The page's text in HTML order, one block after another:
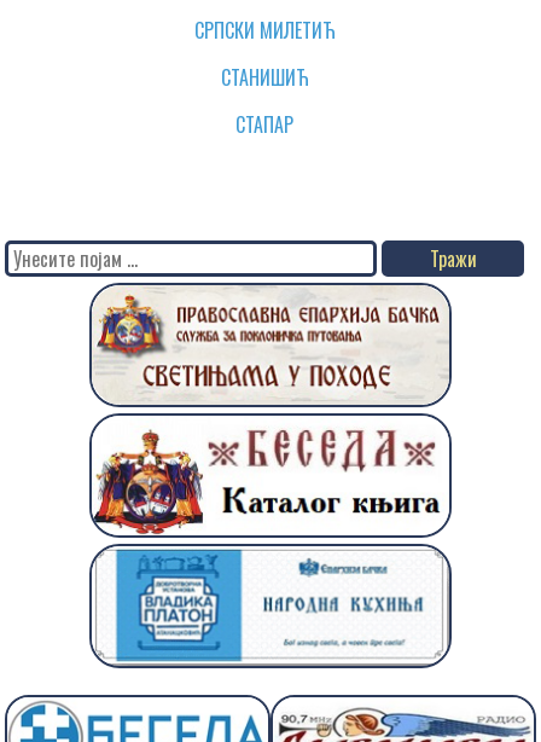
СРПСКИ МИЛЕТИЋ
СТАНИШИЋ
СТАПАР
Search
for: